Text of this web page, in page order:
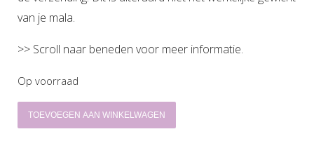
van je mala.
>> Scroll naar beneden voor meer informatie.
Op voorraad
Handgeknoopte
mala
TOEVOEGEN AAN WINKELWAGEN